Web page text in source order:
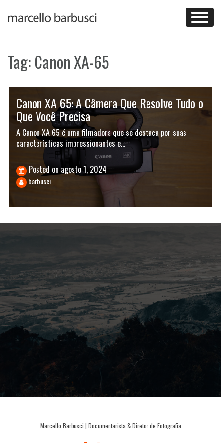
Tag:Canon XA-65
Canon XA 65: A Câmera Que Resolve Tudo o
Que Você Precisa
A Canon XA 65 é uma filmadora que se destaca por suas
características impressionantes e…
Posted on agosto 1, 2024
barbusci
Marcello Barbusci | Documentarista & Diretor de Fotografia